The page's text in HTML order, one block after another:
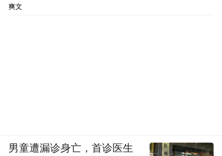
爽文
男童遭漏诊身亡，首诊医生